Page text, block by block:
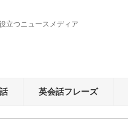
立つニュースメディア
英会話フレーズ